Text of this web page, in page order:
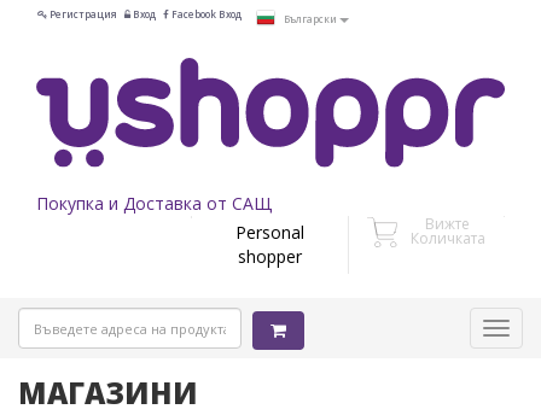
Регистрация Вход Facebook Вход Български
Покупка и Доставка от САЩ
Personal
shopper
Вижте
Количката
МАГАЗИНИ